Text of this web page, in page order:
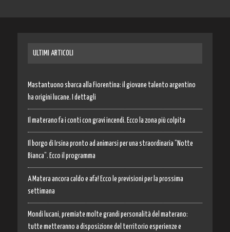
ULTIMI ARTICOLI
Mastantuono sbarca alla Fiorentina: il giovane talento argentino
ha origini lucane. I dettagli
Il materano fa i conti con gravi incendi. Ecco la zona più colpita
Il borgo di Irsina pronto ad animarsi per una straordinaria “Notte
Bianca”. Ecco il programma
A Matera ancora caldo e afa! Ecco le previsioni per la prossima
settimana
Mondi lucani, premiate molte grandi personalità del materano:
tutte metteranno a disposizione del territorio esperienze e